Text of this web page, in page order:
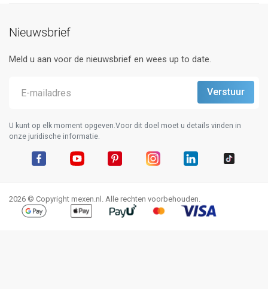
Nieuwsbrief
Meld u aan voor de nieuwsbrief en wees up to date.
U kunt op elk moment opgeven.Voor dit doel moet u details vinden in
onze juridische informatie.
2026 © Copyright mexen.nl. Alle rechten voorbehouden.